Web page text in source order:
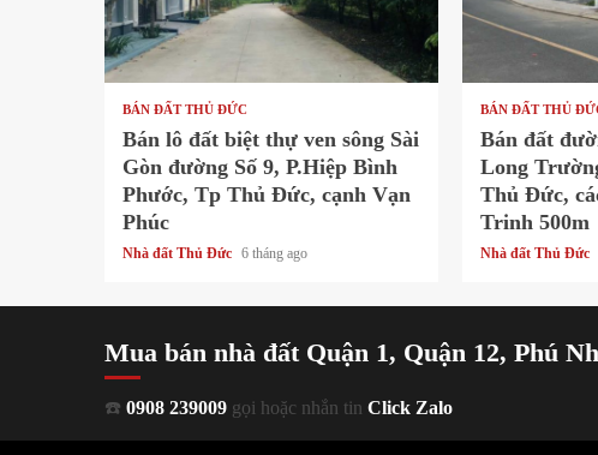
1 min read
BÁN ĐẤT THỦ ĐỨC
Bán lô đất biệt thự ven sông Sài
Gòn đường Số 9, P.Hiệp Bình
Phước, Tp Thủ Đức, cạnh Vạn
Phúc
Nhà đất Thủ Đức 6 tháng ago
1 min read
BÁN ĐẤT THỦ
Bán đất
Long
Thủ Đức,
Trinh 500m
Nhà đất Thủ Đức
Mua bán nhà đất Quận 1, Quận 12, Phú
☎️ 0908 239009 gọi hoặc nhắn tin Click Zalo